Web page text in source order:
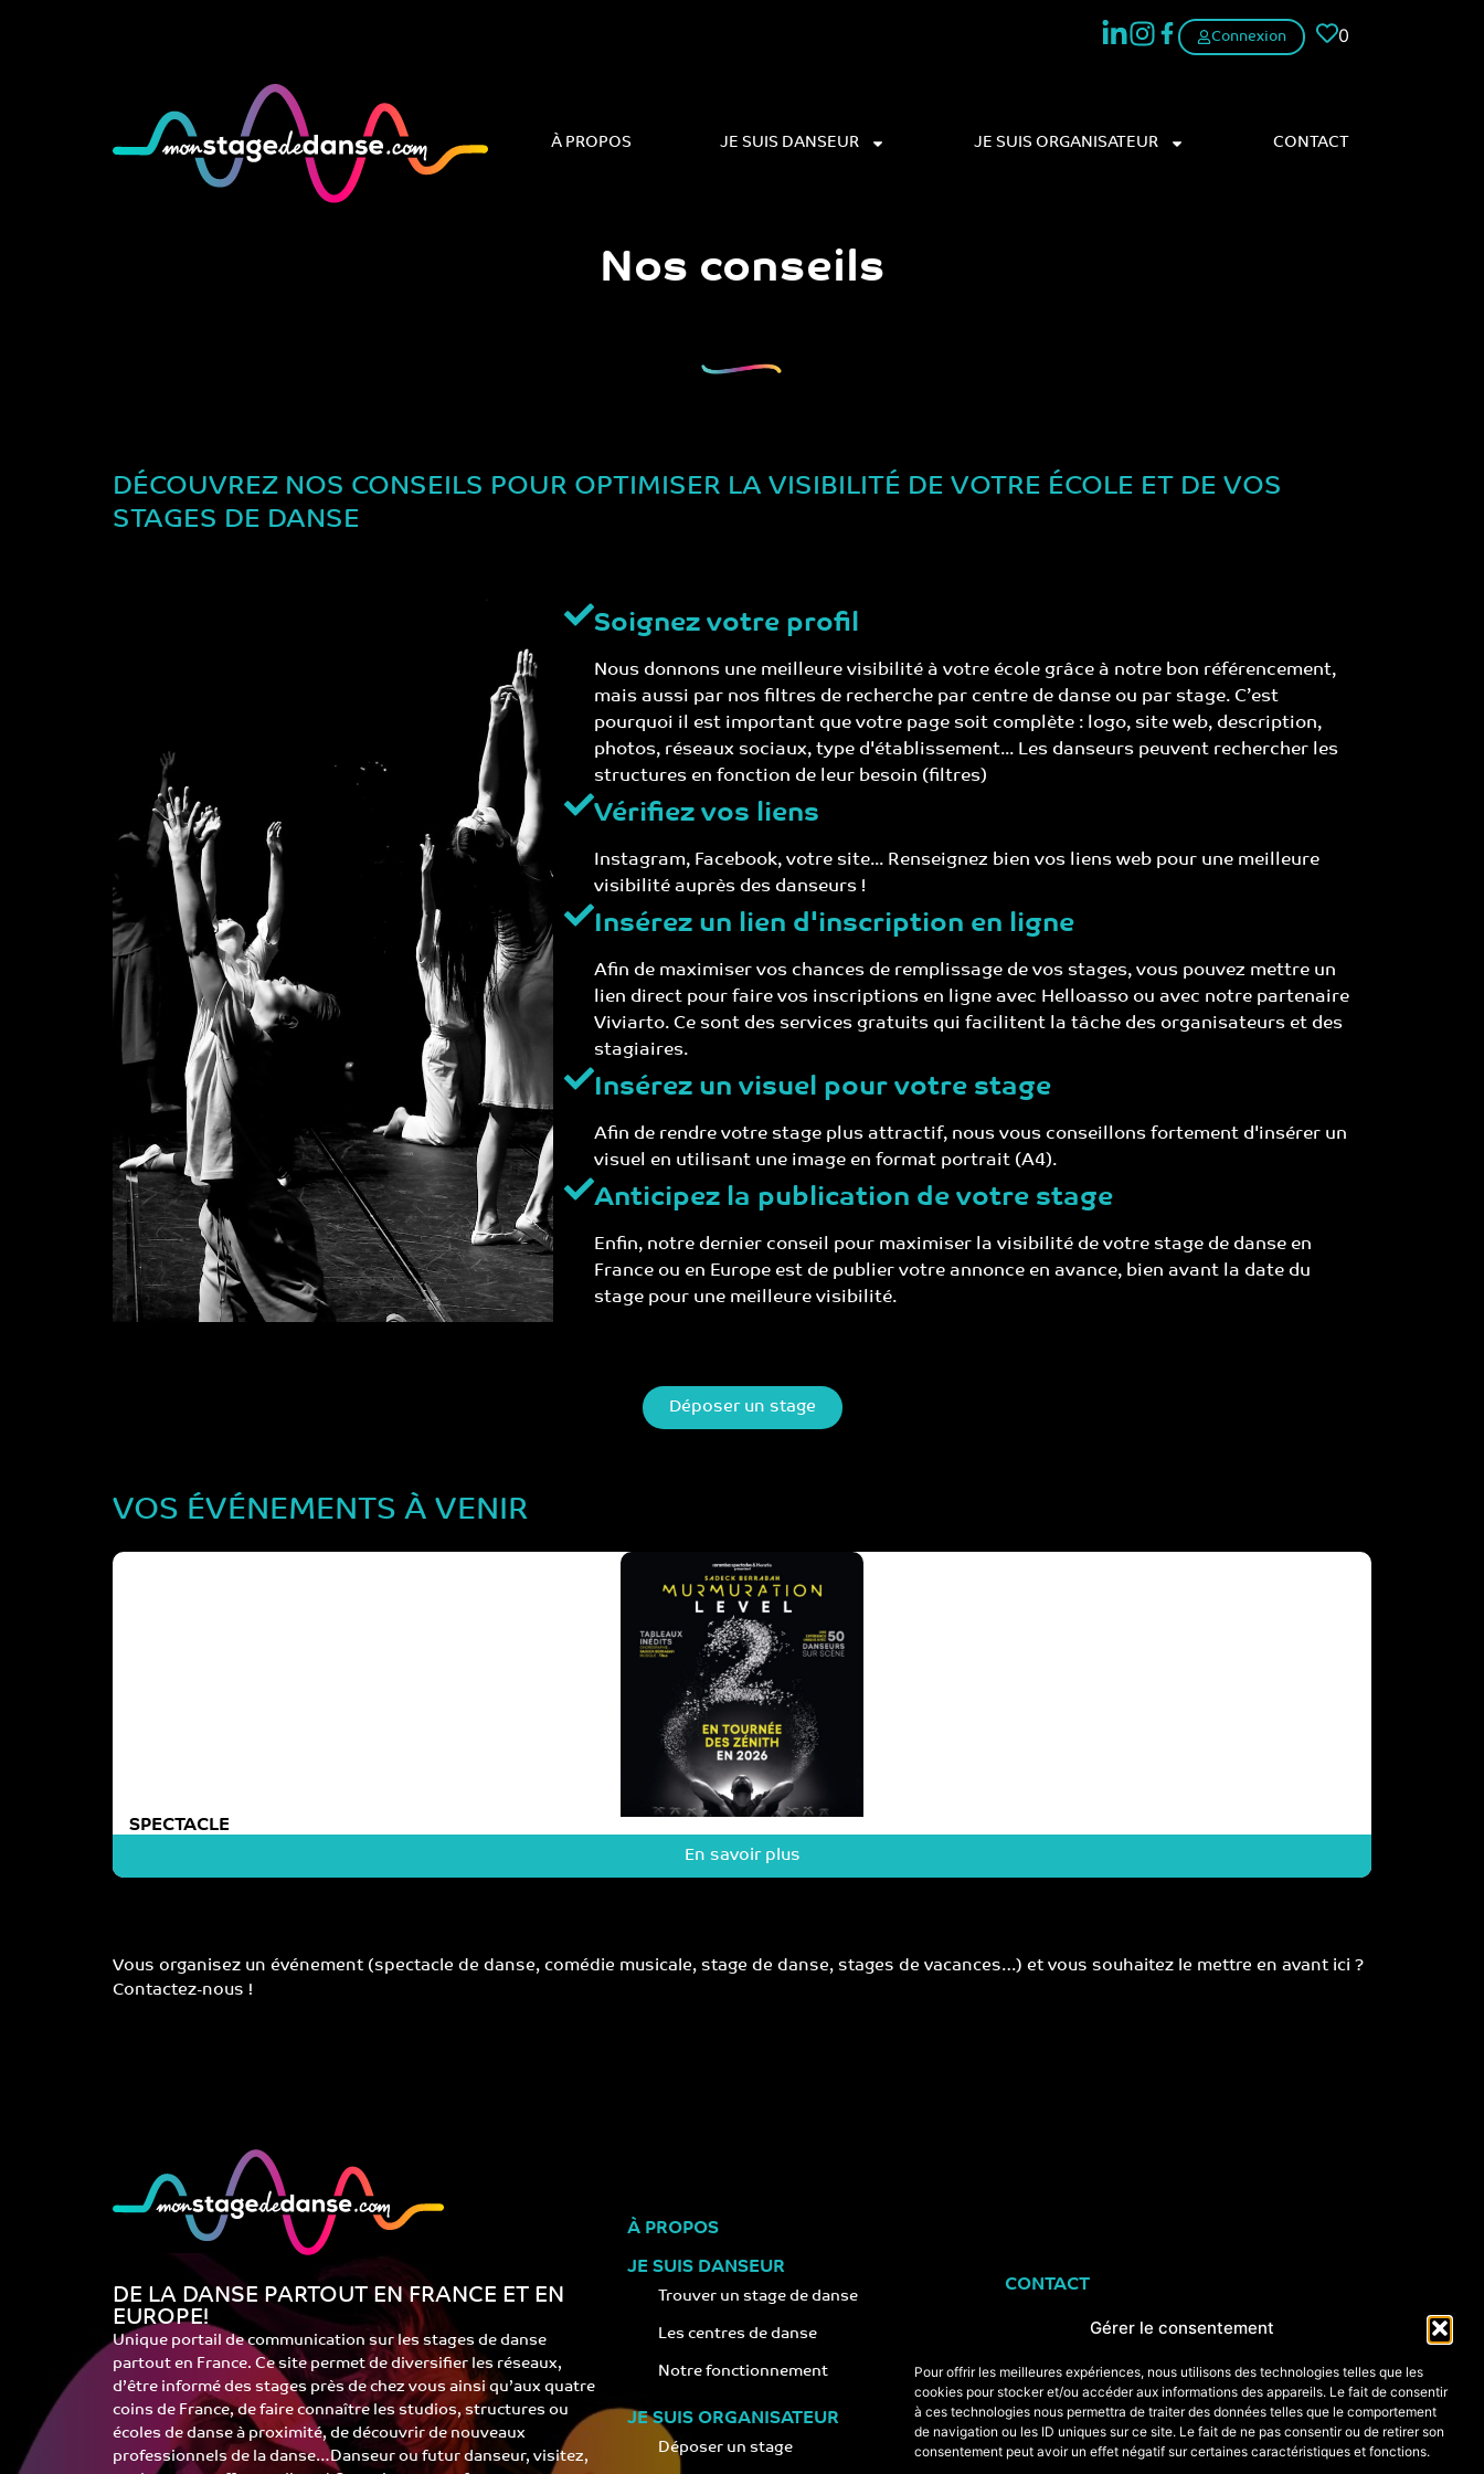
Gérer le consentement
Pour offrir les meilleures expériences, nous utilisons des technologies telles que les
cookies pour stocker et/ou accéder aux informations des appareils. Le fait de consentir
à ces technologies nous permettra de traiter des données telles que le comportement
de navigation ou les ID uniques sur ce site. Le fait de ne pas consentir ou de retirer son
consentement peut avoir un effet négatif sur certaines caractéristiques et fonctions.
Connexion 0
À PROPOS JE SUIS DANSEUR JE SUIS ORGANISATEUR CONTACT
Nos conseils
DÉCOUVREZ NOS CONSEILS POUR OPTIMISER LA VISIBILITÉ DE VOTRE ÉCOLE ET DE VOS
STAGES DE DANSE
Soignez votre profil
Nous donnons une meilleure visibilité à votre école grâce à notre bon référencement,
mais aussi par nos filtres de recherche par centre de danse ou par stage. C’est
pourquoi il est important que votre page soit complète : logo, site web, description,
photos, réseaux sociaux, type d'établissement... Les danseurs peuvent rechercher les
structures en fonction de leur besoin (filtres)
Vérifiez vos liens
Instagram, Facebook, votre site... Renseignez bien vos liens web pour une meilleure
visibilité auprès des danseurs !
Insérez un lien d'inscription en ligne
Afin de maximiser vos chances de remplissage de vos stages, vous pouvez mettre un
lien direct pour faire vos inscriptions en ligne avec Helloasso ou avec notre partenaire
Viviarto. Ce sont des services gratuits qui facilitent la tâche des organisateurs et des
stagiaires.
Insérez un visuel pour votre stage
Afin de rendre votre stage plus attractif, nous vous conseillons fortement d'insérer un
visuel en utilisant une image en format portrait (A4).
Anticipez la publication de votre stage
Enfin, notre dernier conseil pour maximiser la visibilité de votre stage de danse en
France ou en Europe est de publier votre annonce en avance, bien avant la date du
stage pour une meilleure visibilité.
Déposer un stage
VOS ÉVÉNEMENTS À VENIR
SPECTACLE
En savoir plus
Vous organisez un événement (spectacle de danse, comédie musicale, stage de danse, stages de vacances…) et vous souhaitez le mettre en avant ici ?
Contactez-nous !
DE LA DANSE PARTOUT EN FRANCE ET EN
EUROPE!
Unique portail de communication sur les stages de danse
partout en France. Ce site permet de diversifier les réseaux,
d’être informé des stages près de chez vous ainsi qu’aux quatre
coins de France, de faire connaître les studios, structures ou
écoles de danse à proximité, de découvrir de nouveaux
professionnels de la danse…Danseur ou futur danseur, visitez,
À PROPOS
JE SUIS DANSEUR
Trouver un stage de danse
Les centres de danse
Notre fonctionnement
JE SUIS ORGANISATEUR
Déposer un stage
CONTACT
monstagededanse@gmail.com
Foire aux questions
Crédits & mentions légales